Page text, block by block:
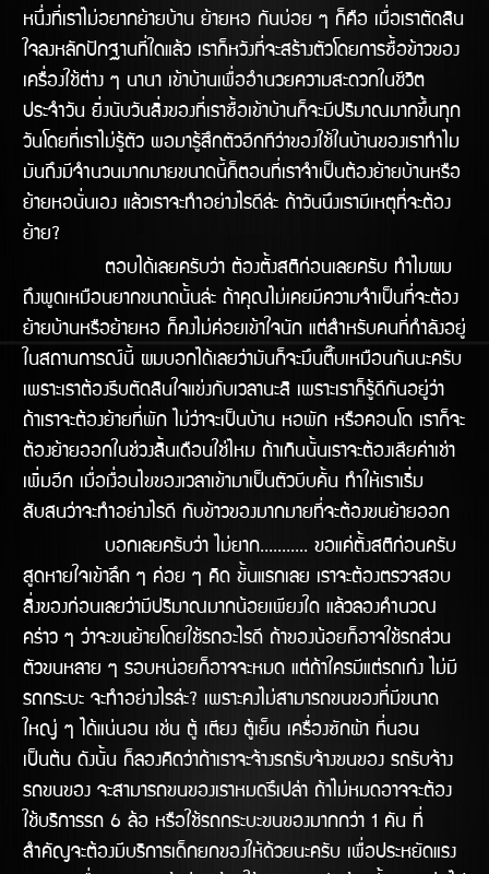
หนึ่งที่เราไม่อยากย้ายบ้าน ย้ายหอ กันบ่อย ๆ ก็คือ เมื่อเราตัดสิน
ใจลงหลักปักฐานที่ใดแล้ว เราก็หวังที่จะสร้างตัวโดยการซื้อข้าวของ
เครื่องใช้ต่าง ๆ นานา เข้าบ้านเพื่ออำนวยความสะดวกในชีวิต
ประจำวัน ยิ่งนับวันสิ่งของที่เราซื้อเข้าบ้านก็จะมีปริมาณมากขึ้นทุก
วันโดยที่เราไม่รู้ตัว พอมารู้สึกตัวอีกทีว่าของใช้ในบ้านของเราทำไม
มันถึงมีจำนวนมากมายขนาดนี้ก็ตอนที่เราจำเป็นต้องย้ายบ้านหรือ
ย้ายหอนั่นเอง แล้วเราจะทำอย่างไรดีล้่ะ ถ้าวันนึงเรามีเหตุที่จะต้อง
ย้าย?
ตอบได้เลยครับว่า ต้องตั้งสติก่อนเลยครับ ทำไมผม
ถึงพูดเหมือนยากขนาดนั้นล่ะ ถ้าคุณไม่เคยมีความจำเป็นที่จะต้อง
ย้ายบ้านหรือย้ายหอ ก็คงไม่ค่อยเข้้าใจนัก แต่สำหรับคนที่กำลังอยู่
ในสถานการณ์นี้ ผมบอกได้เลยว่ามันก็จะมึนตึ๊บเหมือนกันนะครับ
เพราะเราต้องรีบตัดสินใจแข่งกับเวลานะสิ เพราะเราก็รู้ดีกันอยู่ว่า
ถ้าเราจะต้องย้ายที่พัก ไม่ว่าจะเป็นบ้าน หอพัก หรือคอนโด เราก็จะ
ต้องย้ายออกในช่่วงสิ้นเดือนใช่ไหม ถ้าเกินนั้นเราจะต้องเสียค่าเช่า
เพิ่มอีก เมื่อเงื่อนไขของเวลาเข้ามาเป็นตัวบีบคั้น ทำให้เราเริ่ม
สับสนว่าจะทำอย่างไรดี กับข้าวของมากมายที่จะต้องขนย้ายออก
บอกเลยครับว่า ไม่ยาก........... ขอแค่ตั้งสติก่อนครับ
สูดหายใจเข้าลึก ๆ ค่อย ๆ คิด ขั้นแรกเลย เราจะต้องตรวจสอบ
สิ่งของก่อนเลยว่ามีปริมาณมากน้อยเพียงใด แล้วลองคำนวณ
คร่าว ๆ ว่าจะขนย้ายโดยใช้รถอะไรดี ถ้าของน้อยก็อาจใช้รถส่วน
ตัวขนหลาย ๆ รอบหน่อยก็อาจจะหมด แต่ถ้าใครมีแต่รถเก๋ง ไม่มี
รถกระบะ จะทำอย่างไรล่ะ? เพราะคงไม่สามารถขนของที่มีขนาด
ใหญ่ ๆ ได้แน่นอน เช่น ตู้ เตียง ตู้เย็น เครื่องซักผ้า ที่นอน
เป็นต้น ดังนั้น ก็ลองคิดว่าถ้าเราจะจ้างรถรับจ้างขนของ รถรับจ้าง
รถขนของ จะสามารถขนของเราหมดรึเปล่า ถ้าไม่หมดอาจจะต้อง
ใช้บริการรถ 6 ล้อ หรือใช้รถกระบะขนของมากกว่า 1 คัน ที่
สำคัญจะต้องมีบริการเด็กยกของให้ด้วยนะครับ เพื่อประหยัดแรง